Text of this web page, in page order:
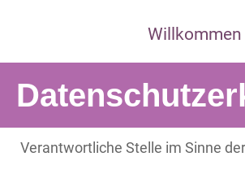
Willkommen
Verantwortliche Stelle im Sinne